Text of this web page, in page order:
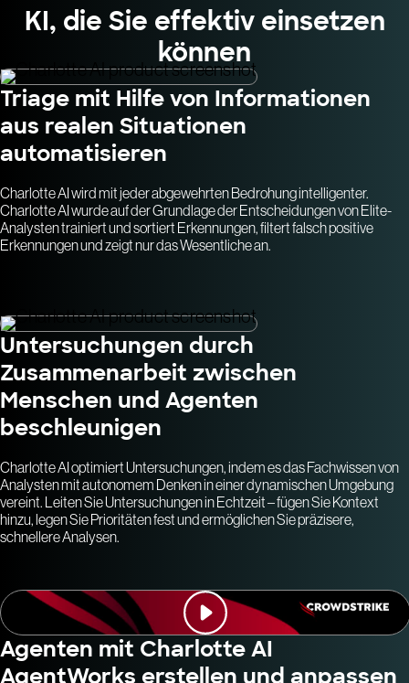
KI, die Sie effektiv einsetzen
können
Triage mit Hilfe von Informationen
aus realen Situationen
automatisieren
Charlotte AI wird mit jeder abgewehrten Bedrohung intelligenter.
Charlotte AI wurde auf der Grundlage der Entscheidungen von Elite-
Analysten trainiert und sortiert Erkennungen, filtert falsch positive
Erkennungen und zeigt nur das Wesentliche an.
Untersuchungen durch
Zusammenarbeit zwischen
Menschen und Agenten
beschleunigen
Charlotte AI optimiert Untersuchungen, indem es das Fachwissen von
Analysten mit autonomem Denken in einer dynamischen Umgebung
vereint. Leiten Sie Untersuchungen in Echtzeit – fügen Sie Kontext
hinzu, legen Sie Prioritäten fest und ermöglichen Sie präzisere,
schnellere Analysen.
Agenten mit Charlotte AI
AgentWorks erstellen und anpassen